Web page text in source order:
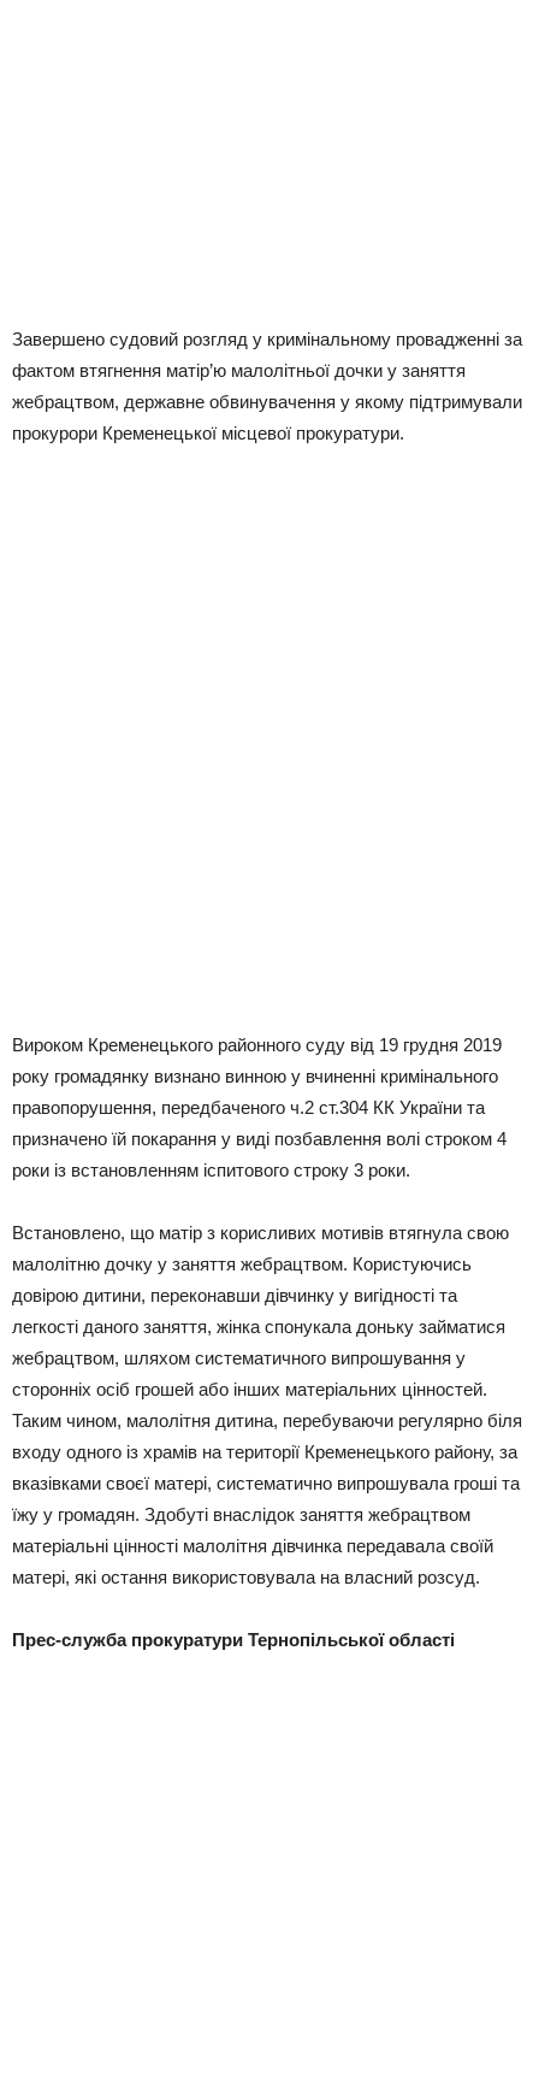
Завершено судовий розгляд у кримінальному провадженні за
фактом втягнення матір’ю малолітньої дочки у заняття
жебрацтвом, державне обвинувачення у якому підтримували
прокурори Кременецької місцевої прокуратури.
Вироком Кременецького районного суду від 19 грудня 2019
року громадянку визнано винною у вчиненні кримінального
правопорушення, передбаченого ч.2 ст.304 КК України та
призначено їй покарання у виді позбавлення волі строком 4
роки із встановленням іспитового строку 3 роки.
Встановлено, що матір з корисливих мотивів втягнула свою
малолітню дочку у заняття жебрацтвом. Користуючись
довірою дитини, переконавши дівчинку у вигідності та
легкості даного заняття, жінка спонукала доньку займатися
жебрацтвом, шляхом систематичного випрошування у
сторонніх осіб грошей або інших матеріальних цінностей.
Таким чином, малолітня дитина, перебуваючи регулярно біля
входу одного із храмів на території Кременецького району, за
вказівками своєї матері, систематично випрошувала гроші та
їжу у громадян. Здобуті внаслідок заняття жебрацтвом
матеріальні цінності малолітня дівчинка передавала своїй
матері, які остання використовувала на власний розсуд.
Прес-служба прокуратури Тернопільської області